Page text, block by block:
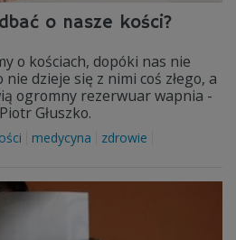
o nasze kości?
o kościach, dopóki nas nie
dzieje się z nimi coś złego, a
ogromny rezerwuar wapnia -
Głuszko.
medycyna
zdrowie